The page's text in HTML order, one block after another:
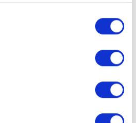
i równym
wokół schodów przed dostępem
wchodzenia i schodzenia,
i rozkładania schodów,